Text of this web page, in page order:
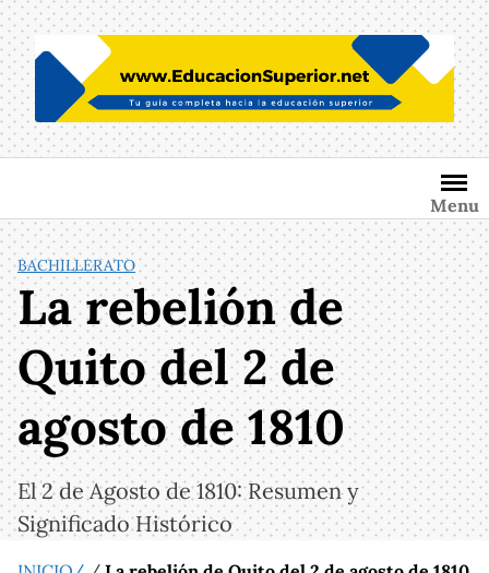
Saltar
al
contenido
Menu
BACHILLERATO
La rebelión de
Quito del 2 de
agosto de 1810
El 2 de Agosto de 1810: Resumen y
Significado Histórico